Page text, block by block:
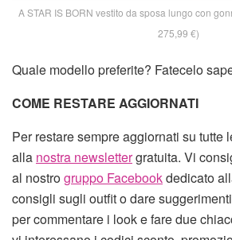
A STAR IS BORN vestito da sposa lungo con
275,99 €)
Quale modello preferite? Fatecelo
COME RESTARE AGGIORNATI
Per restare sempre aggiornati su tutte
alla nostra newslettergratuita. Vi
al nostrogruppo Facebookdedicato
consigli sugli outfit o dare
per commentare i look e fare due